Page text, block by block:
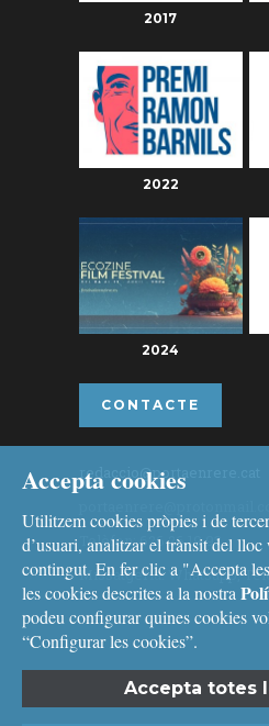
2017
2022
2024
CONTACTE
redaccio@portaenrere.cat
Telèfon: 626 26 19 93
Missatgeria: Whatsapp,
Avís legaliPolítica de
Accepta cookies
Utilitzem cookies pròpies i de
d’usuari, analitzar el trànsit del
contingut. En fer clic a "Accepta
les cookies descrites a la nostra
podeu configurar quines cookies
“Configurar les cookies”.
Accepta totes